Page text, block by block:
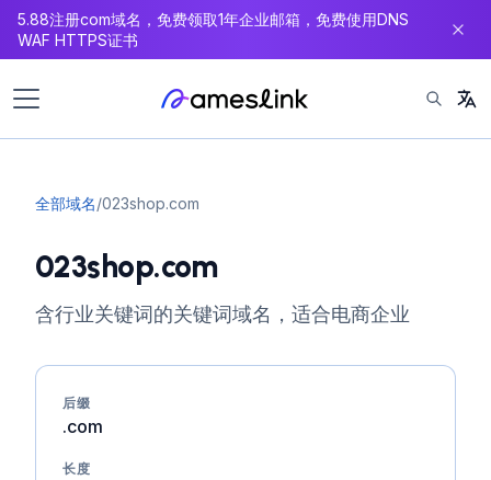
内
容
5.88注册com域名，免费领取1年企业邮箱，免费使用DNS
WAF HTTPS证书
全部域名/023shop.com
023shop.com
含行业关键词的关键词域名，适合电商企业
后缀
.com
长度